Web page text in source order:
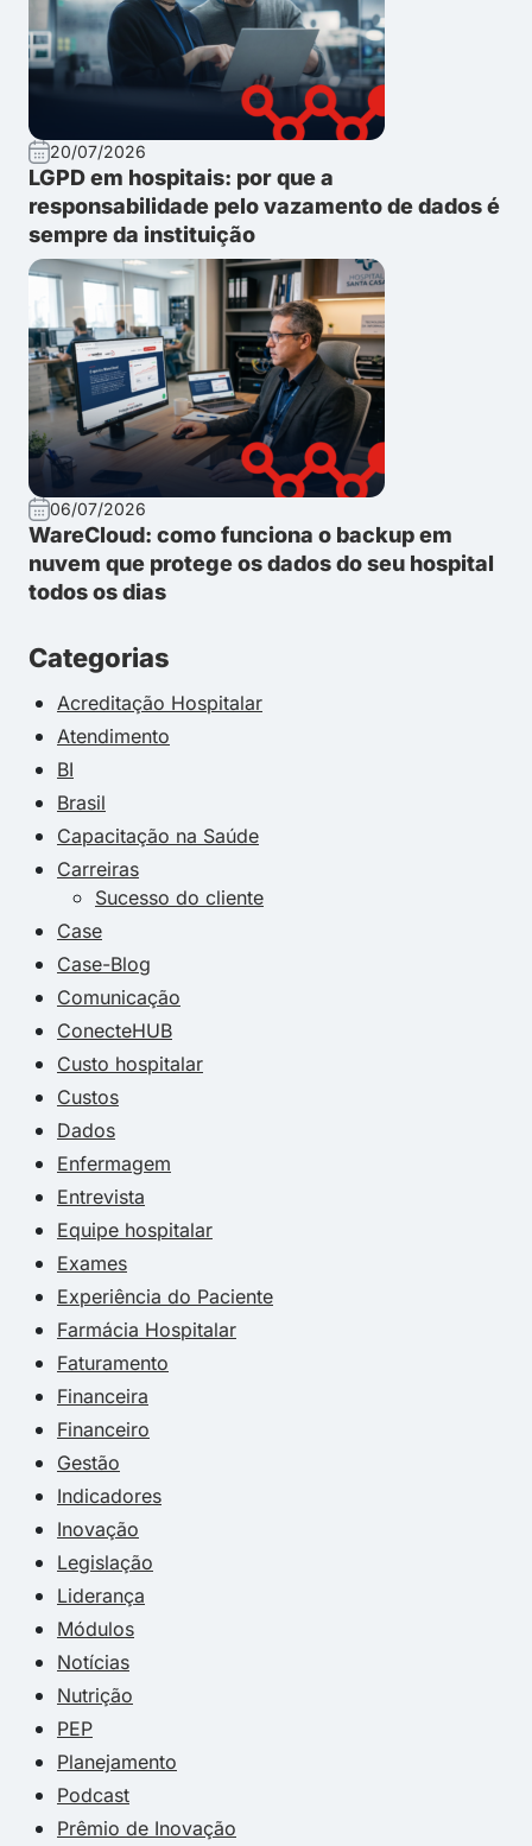
20/07/2026
LGPD em hospitais: por que a
responsabilidade pelo vazamento de dados é
sempre da instituição
06/07/2026
WareCloud: como funciona o backup em
nuvem que protege os dados do seu hospital
todos os dias
Categorias
Acreditação Hospitalar
Atendimento
BI
Brasil
Capacitação na Saúde
Carreiras
Sucesso do cliente
Case
Case-Blog
Comunicação
ConecteHUB
Custo hospitalar
Custos
Dados
Enfermagem
Entrevista
Equipe hospitalar
Exames
Experiência do Paciente
Farmácia Hospitalar
Faturamento
Financeira
Financeiro
Gestão
Indicadores
Inovação
Legislação
Liderança
Módulos
Notícias
Nutrição
PEP
Planejamento
Podcast
Prêmio de Inovação